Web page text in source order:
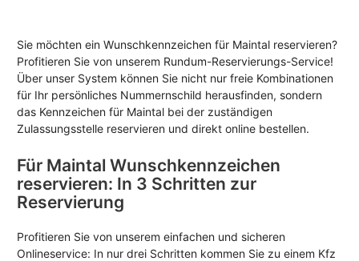
Sie möchten ein Wunschkennzeichen für Maintal reservieren?
Profitieren Sie von unserem Rundum-Reservierungs-Service!
Über unser System können Sie nicht nur freie Kombinationen
für Ihr persönliches Nummernschild herausfinden, sondern
das Kennzeichen für Maintal bei der zuständigen
Zulassungsstelle reservieren und direkt online bestellen.
Für Maintal Wunschkennzeichen
reservieren: In 3 Schritten zur
Reservierung
Profitieren Sie von unserem einfachen und sicheren
Onlineservice: In nur drei Schritten kommen Sie zu einem Kfz